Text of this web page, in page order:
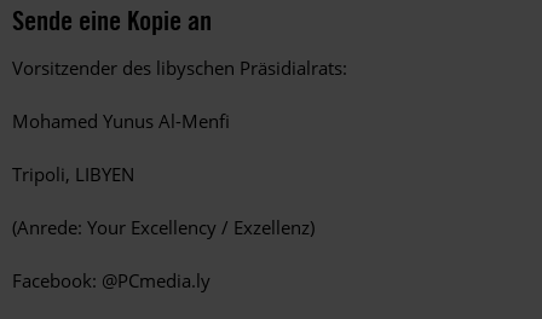
Sende eine Kopie an
Vorsitzender des libyschen Präsidialrats:
Mohamed Yunus Al-Menfi
Tripoli, LIBYEN
(Anrede: Your Excellency / Exzellenz)
Facebook: @PCmedia.ly